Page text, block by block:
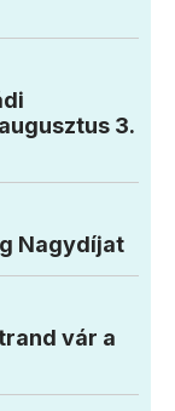
3.
Nagydíjat
vár a